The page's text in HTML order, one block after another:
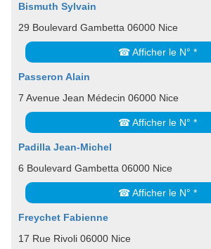
Bismuth Sylvain
29 Boulevard Gambetta 06000 Nice
☎ Afficher le N° *
Passeron Alain
7 Avenue Jean Médecin 06000 Nice
☎ Afficher le N° *
Padilla Jean-Michel
6 Boulevard Gambetta 06000 Nice
☎ Afficher le N° *
Freychet Fabienne
17 Rue Rivoli 06000 Nice